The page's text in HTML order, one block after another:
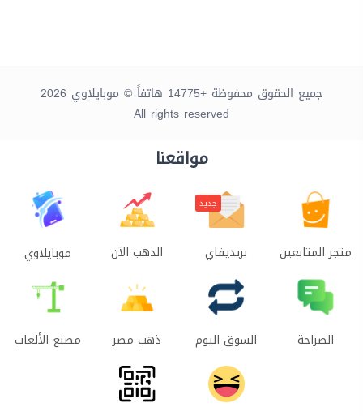
جميع الحقوق محفوظة +14775 هاتفاً © موبايلاوي 2026
All rights reserved